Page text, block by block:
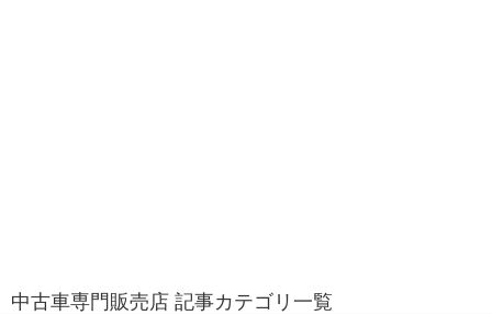
中古車専門販売店 記事カテゴリ一覧